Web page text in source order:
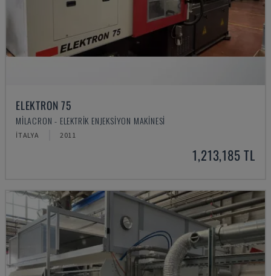
ELEKTRON 75
MILACRON - ELEKTRIK ENJEKSIYON MAKINESI
İTALYA 2011
1,213,185 TL